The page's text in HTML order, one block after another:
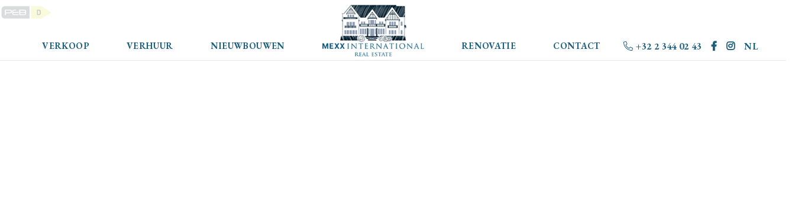
+32 2 344 02 43 NL
VERKOOP VERHUUR NIEUWBOUWEN RENOVATIE CONTACT